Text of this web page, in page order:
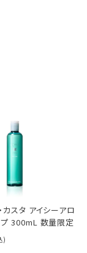
スタ アイシーアロ
プ 300mL 数量限定